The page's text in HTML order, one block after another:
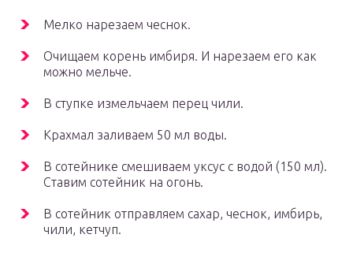
Мелко нарезаем чеснок.
Очищаем корень имбиря. И нарезаем его как
можно мельче.
В ступке измельчаем перец чили.
Крахмал заливаем 50 мл воды.
В сотейнике смешиваем уксус с водой (150 мл).
Ставим сотейник на огонь.
В сотейник отправляем сахар, чеснок, имбирь,
чили, кетчуп.